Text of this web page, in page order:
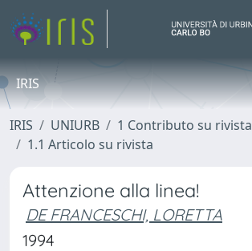
IRIS
IRIS UNIURB
1 Contributo su rivista
1.1 Articolo su rivista
Attenzione alla linea!
DE FRANCESCHI, LORETTA
1994